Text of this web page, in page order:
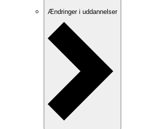
Ændringer i uddannelser